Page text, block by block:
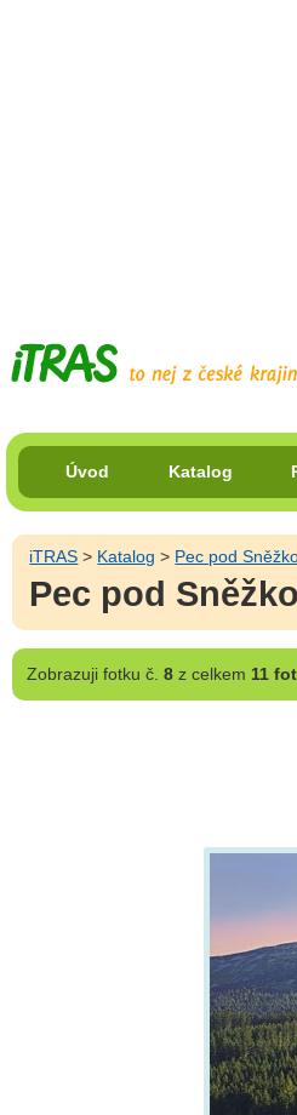
Úvod Katalog
iTRAS > Katalog > Pec pod
Pec pod
Zobrazujifotku č. 8z celkem 11